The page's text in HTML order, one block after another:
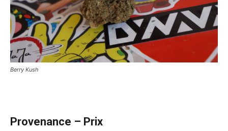
Berry Kush
Provenance – Prix